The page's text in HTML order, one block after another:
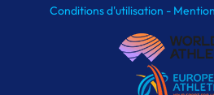
Conditions d'utilisation -